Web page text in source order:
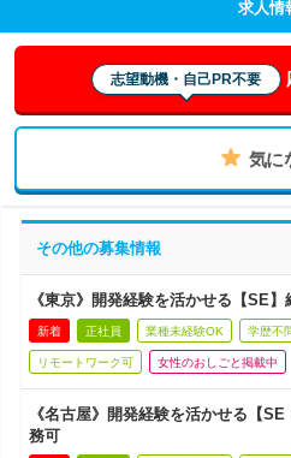
求人情
志望動機・自己PR不要
気に
その他の募集情報
《東京》開発経験を活かせる【SE
新着 正社員 業種未経験OK 学歴不
リモートワーク可 女性のおしごと掲載中
《名古屋》開発経験を活かせる【
務可